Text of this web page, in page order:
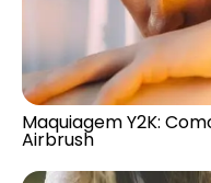
Maquiagem Y2K:
Airbrush